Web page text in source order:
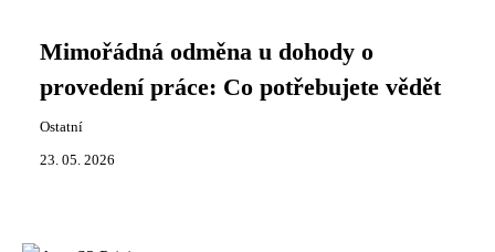
Mimořádná odměna u dohody o
provedení práce: Co potřebujete vědět
Ostatní
23. 05. 2026